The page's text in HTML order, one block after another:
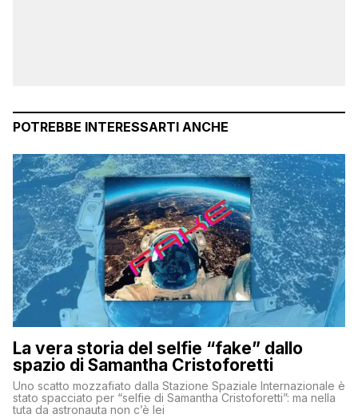
POTREBBE INTERESSARTI ANCHE
La vera storia del selfie “fake” dallo
spazio di Samantha Cristoforetti
Uno scatto mozzafiato dalla Stazione Spaziale Internazionale è
stato spacciato per “selfie di Samantha Cristoforetti”: ma nella
tuta da astronauta non c’è lei